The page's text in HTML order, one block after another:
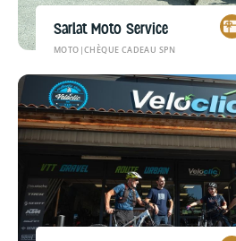
Sarlat Moto Service
MOTO |CHÈQUE CADEAU SPN